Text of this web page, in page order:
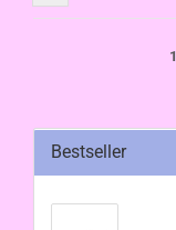
1
Bestseller